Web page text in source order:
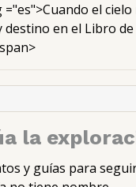
="es">Cuando el cielo
destino en el Libro de
la
y guías para